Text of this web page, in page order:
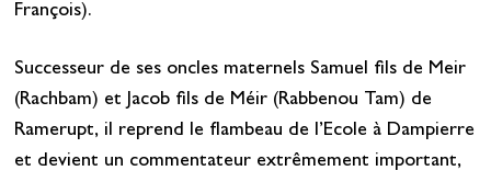
François).
Successeur de ses oncles maternels Samuel fils de Meir
(Rachbam) et Jacob fils de Méir (Rabbenou Tam) de
Ramerupt, il reprend le flambeau de l’Ecole à Dampierre
et devient un commentateur extrêmement important,